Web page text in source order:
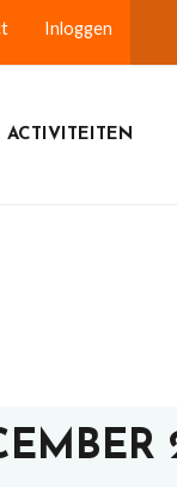
Inloggen
ACTIVITEITEN